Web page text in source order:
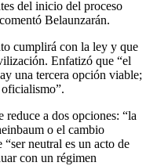
del inicio del proceso
Belaunzarán.
cumplirá con la ley y que
Enfatizó que “el
una tercera opción viable;
reduce a dos opciones: “la
o el cambio
neutral es un acto de
con un régimen